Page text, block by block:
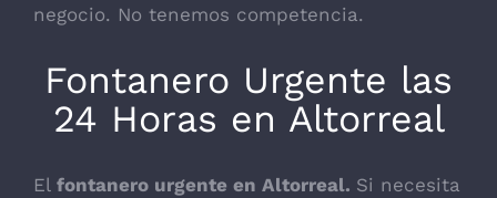
negocio. No tenemos competencia.
Fontanero Urgente las
24 Horas en Altorreal
El fontanero urgente en Altorreal. Si necesita